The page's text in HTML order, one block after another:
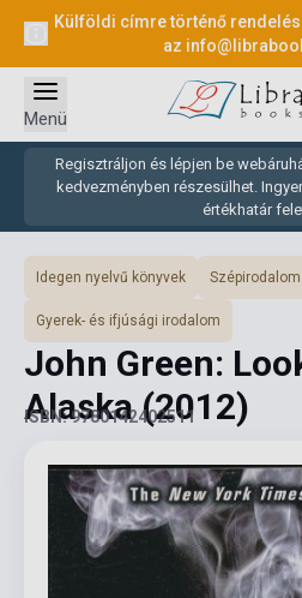
Külföldi címre történő
az
Regisztráljon és lépjen be
kedvezményben részesülhet.
értékhatár
Menü
Idegen nyelvű könyvek Szépirodalom
Gyerek- és ifjúsági irodalom
John Green:
Alaska(2012)
ISBN: 9780142402511